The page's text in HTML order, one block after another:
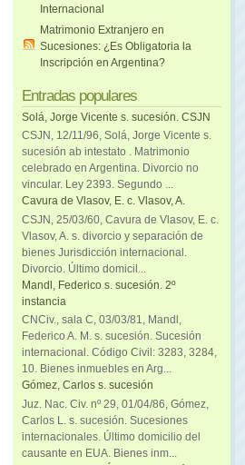
Internacional
Matrimonio Extranjero en
Sucesiones: ¿Es Obligatoria la
Inscripción en Argentina?
Entradas populares
Solá, Jorge Vicente s. sucesión. CSJN
CSJN, 12/11/96, Solá, Jorge Vicente s.
sucesión ab intestato . Matrimonio
celebrado en Argentina. Divorcio no
vincular. Ley 2393. Segundo ...
Cavura de Vlasov, E. c. Vlasov, A.
CSJN, 25/03/60, Cavura de Vlasov, E. c.
Vlasov, A. s. divorcio y separación de
bienes Jurisdicción internacional.
Divorcio. Último domicil...
Mandl, Federico s. sucesión. 2º
instancia
CNCiv., sala C, 03/03/81, Mandl,
Federico A. M. s. sucesión. Sucesión
internacional. Código Civil: 3283, 3284,
10. Bienes inmuebles en Arg...
Gómez, Carlos s. sucesión
Juz. Nac. Civ. nº 29, 01/04/86, Gómez,
Carlos L. s. sucesión. Sucesiones
internacionales. Último domicilio del
causante en EUA. Bienes inm...